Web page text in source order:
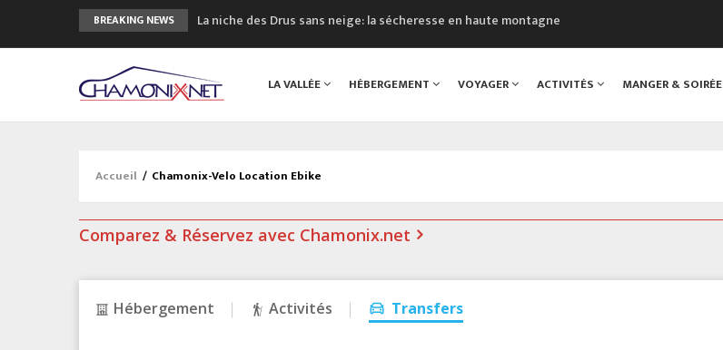
BREAKING NEWS
La niche des Drus sans neige: la sécheresse en haute montagne
Craft ouvre un nouveau magasin de course à pied à Chamonix
3eme Chamonix Vallée Classics Festival
LA VALLÉE HÉBERGEMENT VOYAGER ACTIVITÉS MANGER & SOIRÉE
Accueil / Chamonix-Velo Location Ebike
Comparez & Réservez avec Chamonix.net
Hébergement Activités Transfers